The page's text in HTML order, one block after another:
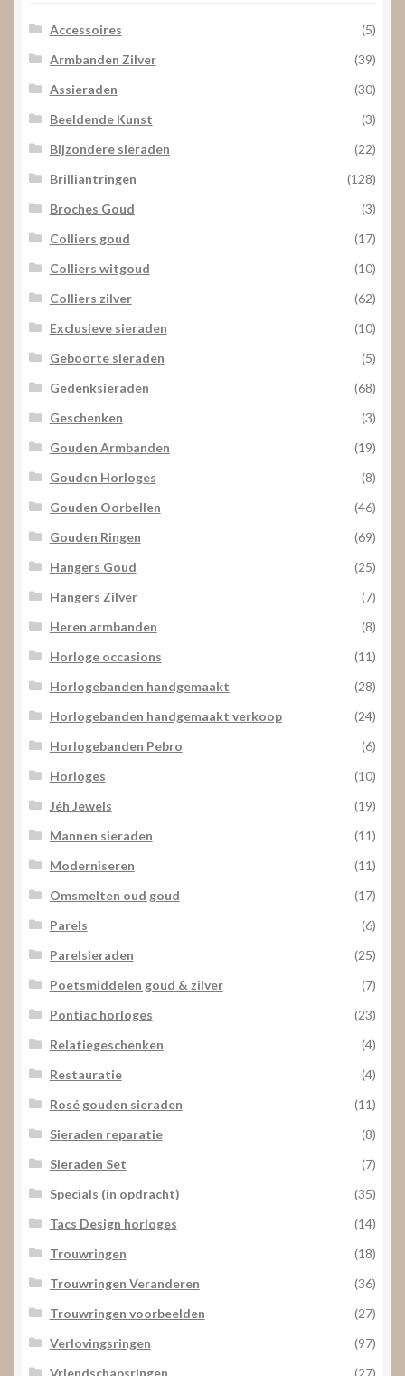
Accessoires
(5)
Armbanden Zilver
(39)
Assieraden
(30)
Beeldende Kunst
(3)
Bijzondere sieraden
(22)
Brilliantringen
(128)
Broches Goud
(3)
Colliers goud
(17)
Colliers witgoud
(10)
Colliers zilver
(62)
Exclusieve sieraden
(10)
Geboorte sieraden
(5)
Gedenksieraden
(68)
Geschenken
(3)
Gouden Armbanden
(19)
Gouden Horloges
(8)
Gouden Oorbellen
(46)
Gouden Ringen
(69)
Hangers Goud
(25)
Hangers Zilver
(7)
Heren armbanden
(8)
Horloge occasions
(11)
Horlogebanden handgemaakt
(28)
Horlogebanden handgemaakt verkoop
(24)
Horlogebanden Pebro
(6)
Horloges
(10)
Jéh Jewels
(19)
Mannen sieraden
(11)
Moderniseren
(11)
Omsmelten oud goud
(17)
Parels
(6)
Parelsieraden
(25)
Poetsmiddelen goud & zilver
(7)
Pontiac horloges
(23)
Relatiegeschenken
(4)
Restauratie
(4)
Rosé gouden sieraden
(11)
Sieraden reparatie
(8)
Sieraden Set
(7)
Specials (in opdracht)
(35)
Tacs Design horloges
(14)
Trouwringen
(18)
Trouwringen Veranderen
(36)
Trouwringen voorbeelden
(27)
Verlovingsringen
(97)